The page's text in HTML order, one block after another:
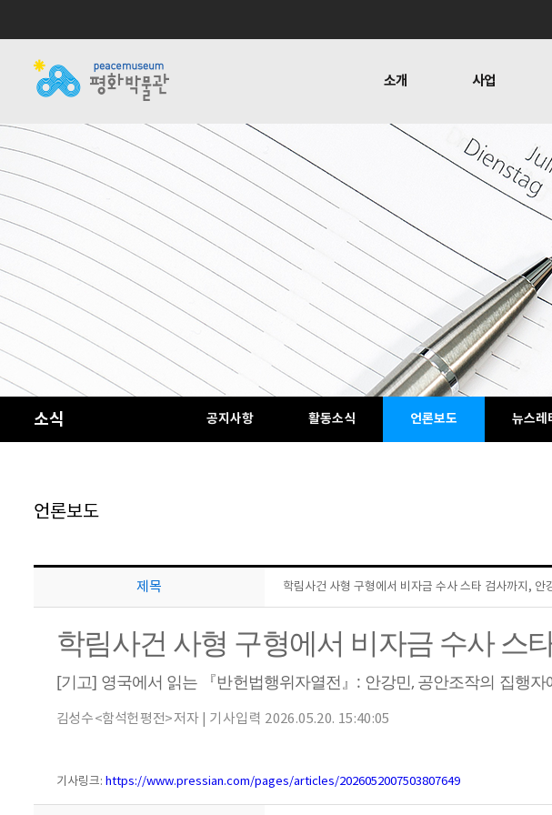
소개
평화박물관
소개 함께하는 사람들 오시는 길
사업
사업안내
전시 반헌법행위자열전편찬
소식
공지사항 언론보도 뉴스레터
자료실
자료실
후원안내
후원하기 1:1질문
관련사이트
기타링크
소개
소개
걸어온 길
함께하는 사람들
오시는 길
사업
교육 · 연구
반헌법행위자열전편찬
캠페인
소식
공지사항
소식 공지사항 활동소식 언론보도 뉴스레
언론보도
제목 학림사건 사형 구형에서 비자금 수사 스타 검사까지,
학림사건 사형 구형에서 비자금 수사 스
[기고] 영국에서 읽는 『반헌법행위자열전』: 안강민, 공안조작의 집행자
김성수 <함석헌 평전> 저자 기사입력 2026.05.20. 15:40:05
기사링크: https://www.pressian.com/pages/articles/2026052007503807649